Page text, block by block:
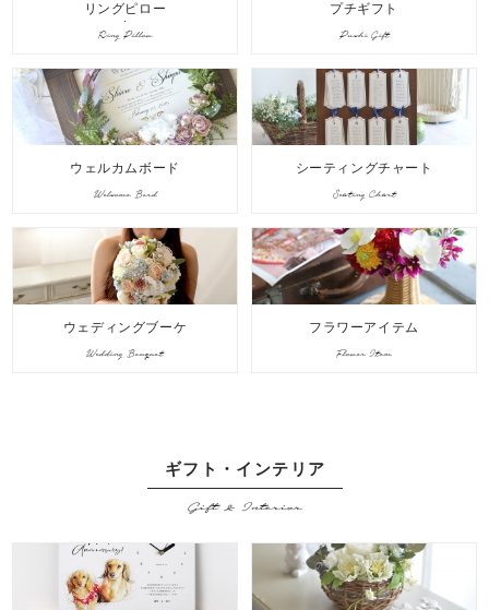
リングピロー
Ring Pillow
プチギフト
Puchi Gift
ウェルカムボード
Welcome Bord
シーティングチャート
Seating Chart
ウェディングブーケ
Wedding Bouquet
フラワーアイテム
Flower Item
ギフト・インテリア
Gift & Interior